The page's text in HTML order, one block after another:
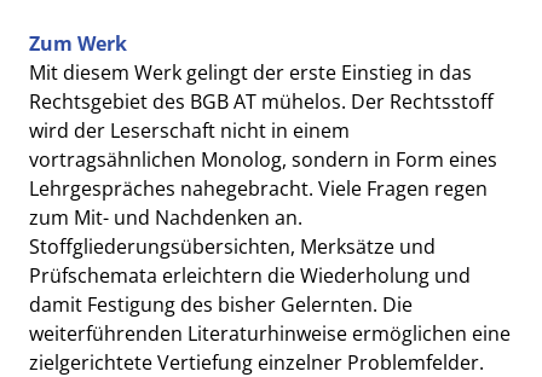
Zum Werk
Mit diesem Werk gelingt der erste Einstieg in das
Rechtsgebiet des BGB AT mühelos. Der Rechtsstoff
wird der Leserschaft nicht in einem
vortragsähnlichen Monolog, sondern in Form eines
Lehrgespräches nahegebracht. Viele Fragen regen
zum Mit- und Nachdenken an.
Stoffgliederungsübersichten, Merksätze und
Prüfschemata erleichtern die Wiederholung und
damit Festigung des bisher Gelernten. Die
weiterführenden Literaturhinweise ermöglichen eine
zielgerichtete Vertiefung einzelner Problemfelder.